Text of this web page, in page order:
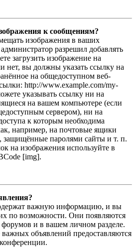
к сообщениям?
изображения в ваших
разрешил добавлять
загрузить изображение на
нет, вы должны указать ссылку на
на общедоступном веб-
http://www.example.com/my-
указывать ссылку ни на
на вашем компьютере (если
сервером), ни на
к которым необходима
например, на почтовые ящики
защищённые паролями сайты и т. п.
на изображения используйте в
[img].
важную информацию, и вы
по возможности. Они появляются
форумов и в вашем личном разделе.
важных объявлений предоставляются